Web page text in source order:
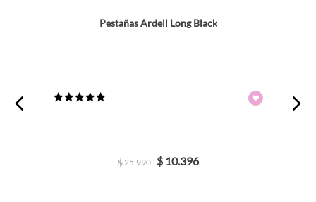
Pestañas Ardell Long Black
$25.990 $ 10.396